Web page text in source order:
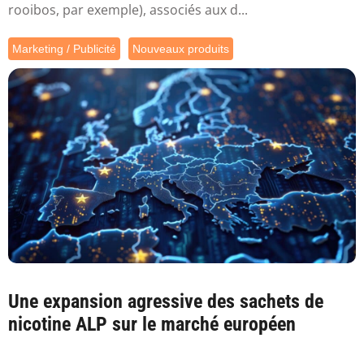
rooibos, par exemple), associés aux d...
Marketing / Publicité Nouveaux produits
Une expansion agressive des sachets de
nicotine ALP sur le marché européen